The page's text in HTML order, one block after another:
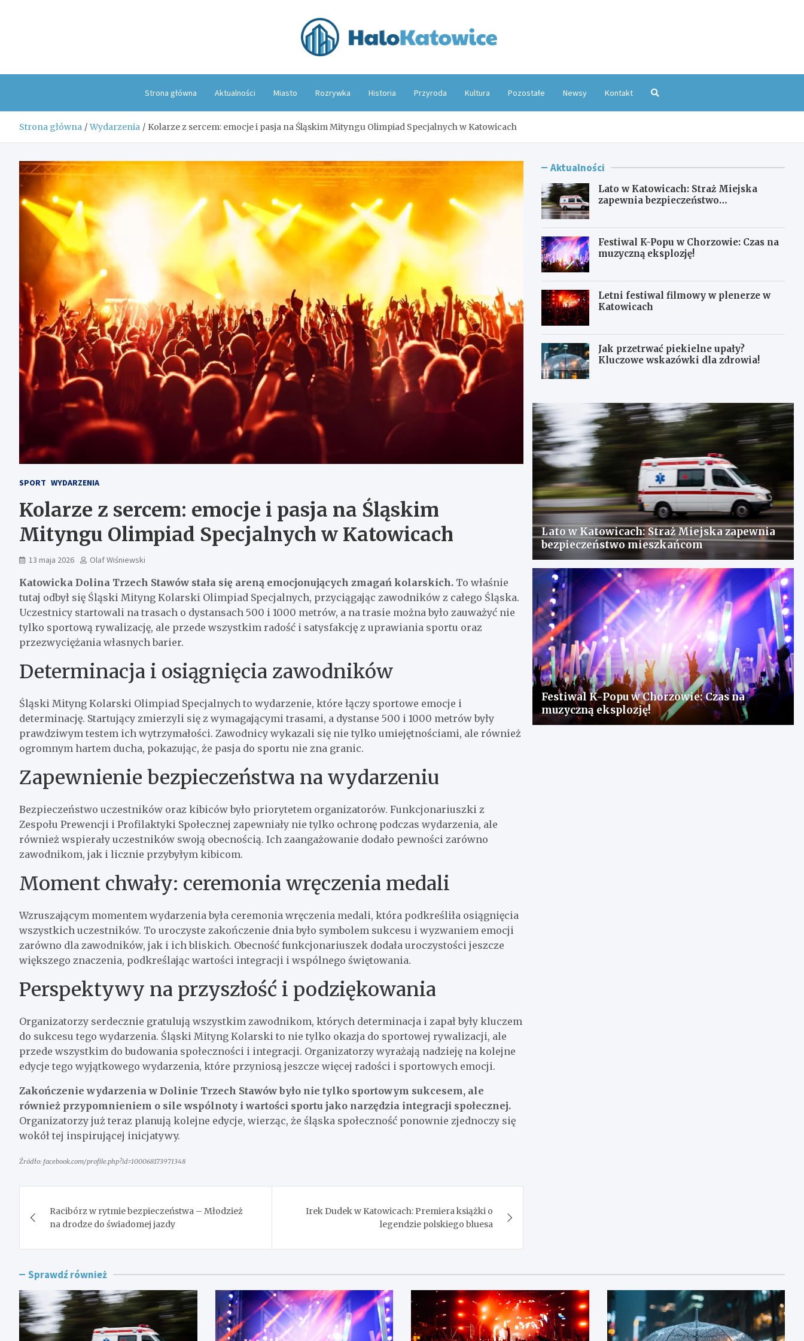
Strona główna Aktualności Miasto Rozrywka Historia Przyroda Kultura Pozostałe Newsy Kontakt
Strona główna Wydarzenia Kolarze z sercem: emocje i pasja na Śląskim Mityngu Olimpiad Specjalnych w Katowicach
SPORT WYDARZENIA
Kolarze z sercem: emocje i pasja na Śląskim
Mityngu Olimpiad Specjalnych w Katowicach
13 maja 2026 Olaf Wiśniewski
Katowicka Dolina Trzech Stawów stała się areną emocjonujących zmagań kolarskich. To właśnie
tutaj odbył się Śląski Mityng Kolarski Olimpiad Specjalnych, przyciągając zawodników z całego Śląska.
Uczestnicy startowali na trasach o dystansach 500 i 1000 metrów, a na trasie można było zauważyć nie
tylko sportową rywalizację, ale przede wszystkim radość i satysfakcję z uprawiania sportu oraz
przezwyciężania własnych barier.
Determinacja i osiągnięcia zawodników
Śląski Mityng Kolarski Olimpiad Specjalnych to wydarzenie, które łączy sportowe emocje i
determinację. Startujący zmierzyli się z wymagającymi trasami, a dystanse 500 i 1000 metrów były
prawdziwym testem ich wytrzymałości. Zawodnicy wykazali się nie tylko umiejętnościami, ale również
ogromnym hartem ducha, pokazując, że pasja do sportu nie zna granic.
Zapewnienie bezpieczeństwa na wydarzeniu
Bezpieczeństwo uczestników oraz kibiców było priorytetem organizatorów. Funkcjonariuszki z
Zespołu Prewencji i Profilaktyki Społecznej zapewniały nie tylko ochronę podczas wydarzenia, ale
również wspierały uczestników swoją obecnością. Ich zaangażowanie dodało pewności zarówno
zawodnikom, jak i licznie przybyłym kibicom.
Moment chwały: ceremonia wręczenia medali
Wzruszającym momentem wydarzenia była ceremonia wręczenia medali, która podkreśliła osiągnięcia
wszystkich uczestników. To uroczyste zakończenie dnia było symbolem sukcesu i wyzwaniem emocji
zarówno dla zawodników, jak i ich bliskich. Obecność funkcjonariuszek dodała uroczystości jeszcze
większego znaczenia, podkreślając wartości integracji i wspólnego świętowania.
Perspektywy na przyszłość i podziękowania
Organizatorzy serdecznie gratulują wszystkim zawodnikom, których determinacja i zapał były kluczem
do sukcesu tego wydarzenia. Śląski Mityng Kolarski to nie tylko okazja do sportowej rywalizacji, ale
przede wszystkim do budowania społeczności i integracji. Organizatorzy wyrażają nadzieję na kolejne
edycje tego wyjątkowego wydarzenia, które przyniosą jeszcze więcej radości i sportowych emocji.
Zakończenie wydarzenia w Dolinie Trzech Stawów było nie tylko sportowym sukcesem, ale
również przypomnieniem o sile wspólnoty i wartości sportu jako narzędzia integracji społecznej.
Organizatorzy już teraz planują kolejne edycje, wierząc, że śląska społeczność ponownie zjednoczy się
wokół tej inspirującej inicjatywy.
Źródło: facebook.com/profile.php?id=100068173971348
wpisu
Racibórz w rytmie bezpieczeństwa – Młodzież
na drodze do świadomej jazdy
Irek Dudek w Katowicach: Premiera książki o
legendzie polskiego bluesa
Aktualności
Lato w Katowicach: Straż Miejska
zapewnia bezpieczeństwo
Festiwal K-Popu w Chorzowie: Czas na
muzyczną eksplozję!
Letni festiwal filmowy w plenerze w
Katowicach
Jak przetrwać piekielne upały?
Kluczowe wskazówki dla zdrowia!
Lato w Katowicach: Straż Miejska zapewnia
bezpieczeństwo mieszkańcom
Festiwal K-Popu w Chorzowie: Czas na
muzyczną eksplozję!
Sprawdź również